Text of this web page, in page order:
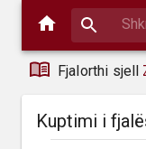
Fjalorthi sjell
Kuptimi i